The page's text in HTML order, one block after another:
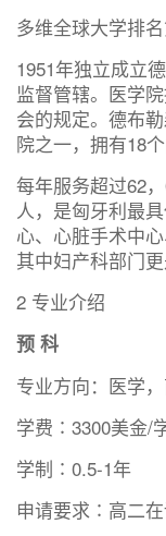
多维全球大学排
1951年独立成立
监督管辖。医学
会的规定。德布
院之一，拥有18
每年服务超过62
人，是匈牙利最
心、心脏手术中
其中妇产科部门
2 专业介绍
预 科
专业方向：医学
学费∶3300美金/
学制∶0.5-1年
申请要求∶高二